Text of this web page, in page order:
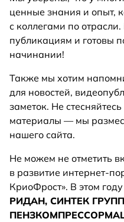
ценные знания и опыт,
с коллегами по
публикациям и готовы
начинании!
Также мы хотим
для новостей,
заметок. Не
материалы — мы
нашего сайта.
Не можем не отметить
в развитие интернет-
КриоФрост». В этом
РИДАН, СИНТЕК